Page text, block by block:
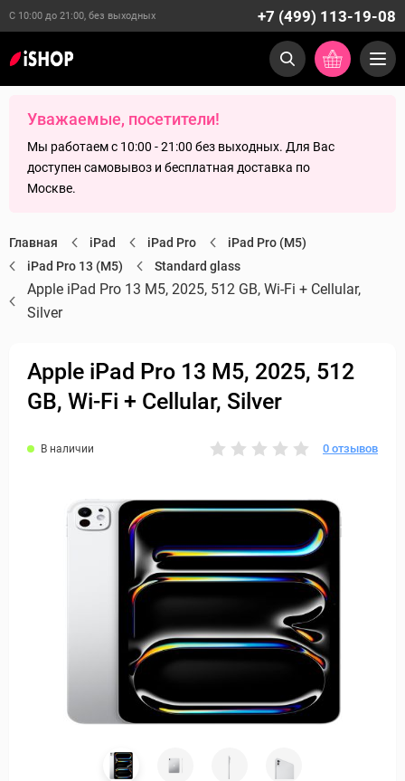
С 10:00 до 21:00, без выходных +7 (499) 113-19-08
Уважаемые, посетители!
Мы работаем с 10:00 - 21:00 без выходных. Для Вас
доступен самовывоз и бесплатная доставка по
Москве.
Главная iPad iPad Pro
iPad Pro (M5)
iPad Pro 13 (M5)
Standard glass
Apple iPad Pro 13 M5, 2025, 512 GB, Wi-Fi + Cellular,
Silver
Apple iPad Pro 13 M5, 2025, 512
GB, Wi-Fi + Cellular, Silver
В наличии 0 отзывов